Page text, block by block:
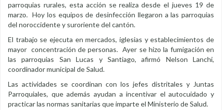
parroquias rurales, esta acción se realiza desde el jueves 19 de
marzo. Hoy los equipos de desinfección llegaron a las parroquias
del noroccidente y suroriente del cantón.
El trabajo se ejecuta en mercados, iglesias y establecimientos de
mayor concentración de personas. Ayer se hizo la fumigación en
las parroquias San Lucas y Santiago, afirmó Nelson Lanchi,
coordinador municipal de Salud.
Las actividades se coordinan con los jefes distritales y Juntas
Parroquiales, que además ayudan a incentivar el autocuidado y
practicar las normas sanitarias que imparte el Ministerio de Salud.